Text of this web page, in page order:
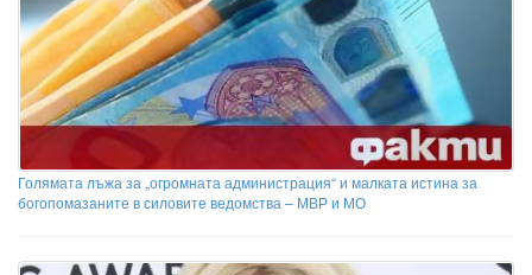
Голямата лъжа за „огромната администрация“ и малката истина за
богопомазаните в силовите ведомства – МВР и МО